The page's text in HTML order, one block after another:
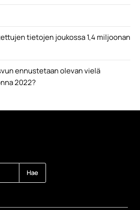
tietojen joukossa 1,4 miljoonan
ennustetaan olevan vielä
2022?